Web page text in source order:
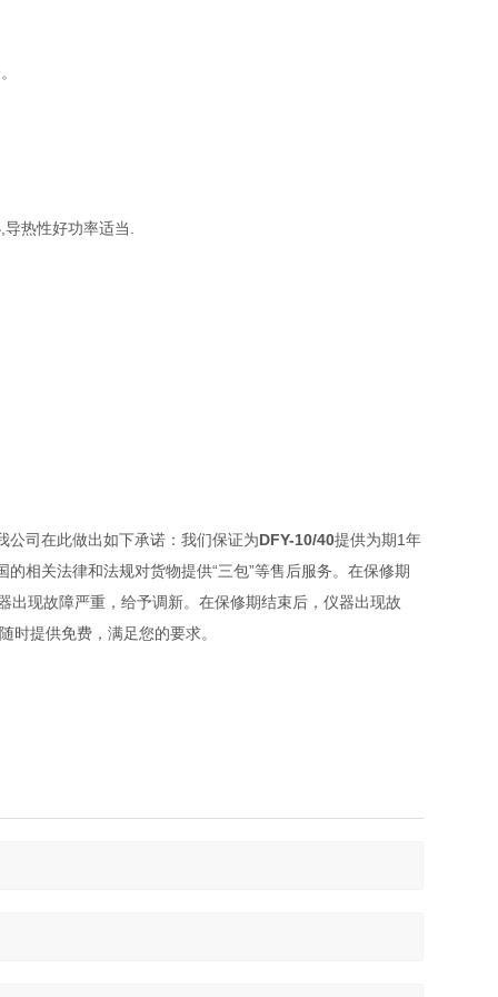
热性好功率适当.
公司在此做出如下承诺：我们保证为DFY-10/40提供为期1年
相关法律和法规对货物提供“三包”等售后服务。在保修期
现故障严重，给予调新。在保修期结束后，仪器出现故
时提供免费，满足您的要求。